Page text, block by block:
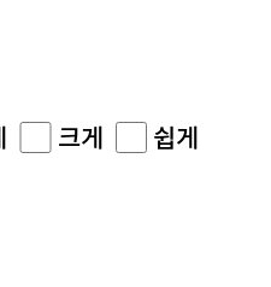
크게 쉽게